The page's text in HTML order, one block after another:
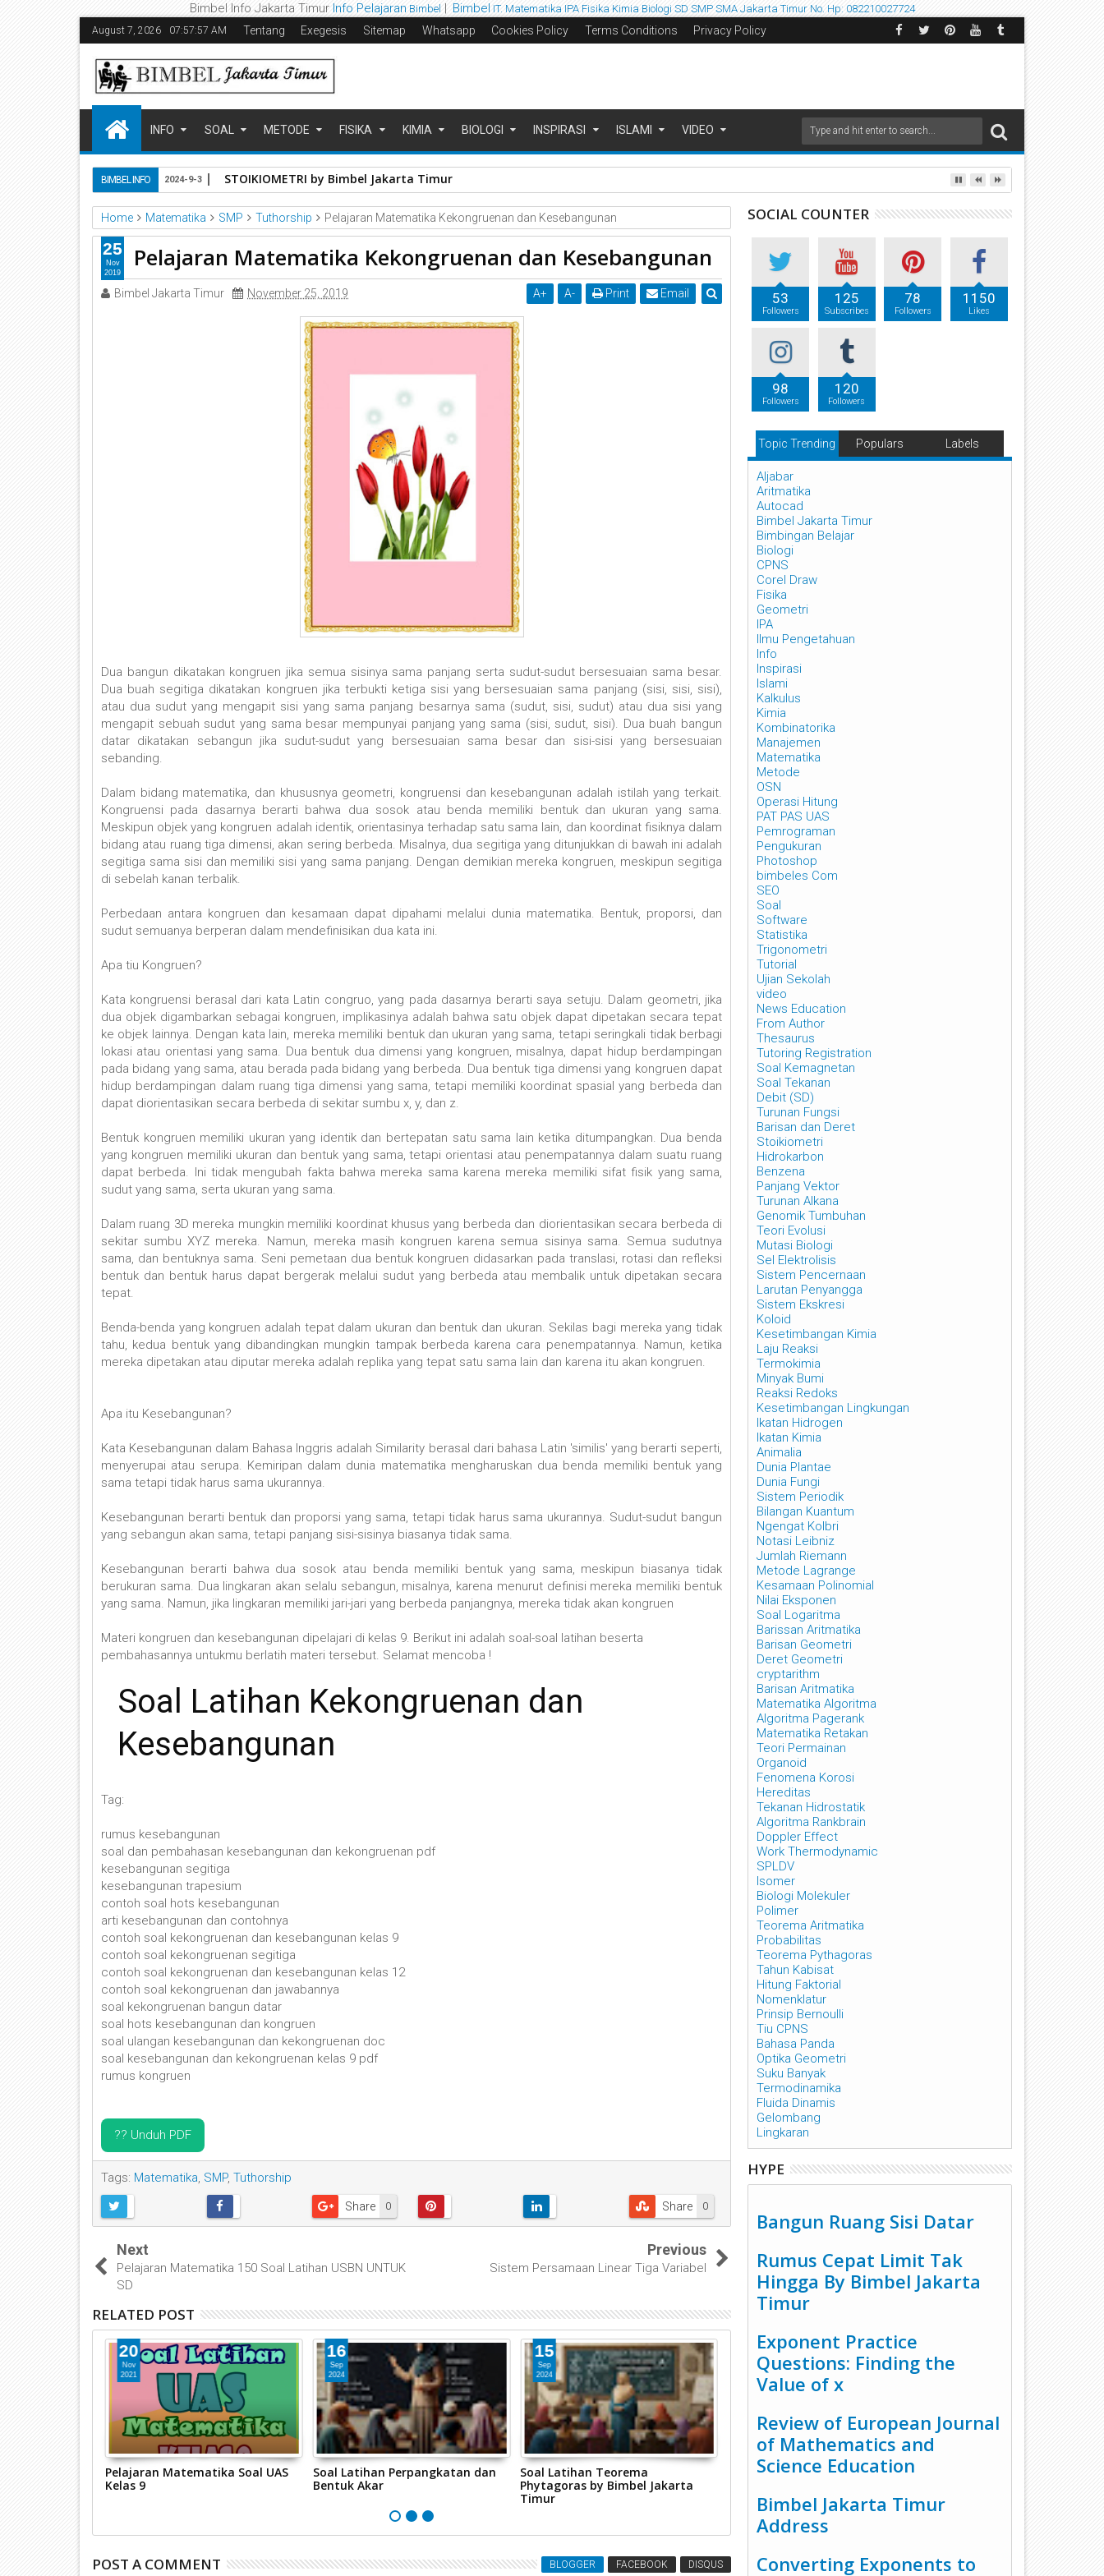
Bimbel Info Jakarta Timur Info Pelajaran Bimbel | Bimbel IT. Matematika IPA Fisika Kimia Biologi SD SMP SMA Jakarta TimurNo. Hp: 082210027724
August 7, 2026 07:57:58 AM Tentang Exegesis Sitemap Whatsapp Cookies Policy Terms Conditions Privacy Policy
INFO SOAL METODE FISIKA KIMIA BIOLOGI INSPIRASI ISLAMI VIDEO
BIMBEL INFO STOIKIOMETRI by Bimbel Jakarta Timur
2024-9-3
Home Matematika SMP Tuthorship Pelajaran Matematika Kekongruenan dan Kesebangunan
Pelajaran Matematika Kekongruenan dan Kesebangunan
Bimbel Jakarta Timur November 25, 2019 A+ A- Print Email
Dua bangun dikatakan kongruen jika semua sisinya sama panjang serta sudut-sudut bersesuaian sama besar.
Dua buah segitiga dikatakan kongruen jika terbukti ketiga sisi yang bersesuaian sama panjang (sisi, sisi, sisi),
atau dua sudut yang mengapit sisi yang sama panjang besarnya sama (sudut, sisi, sudut) atau dua sisi yang
mengapit sebuah sudut yang sama besar mempunyai panjang yang sama (sisi, sudut, sisi). Dua buah bangun
datar dikatakan sebangun jika sudut-sudut yang bersesuaian sama besar dan sisi-sisi yang bersesuaian
sebanding.
Dalam bidang matematika, dan khususnya geometri, kongruensi dan kesebangunan adalah istilah yang terkait.
Kongruensi pada dasarnya berarti bahwa dua sosok atau benda memiliki bentuk dan ukuran yang sama.
Meskipun objek yang kongruen adalah identik, orientasinya terhadap satu sama lain, dan koordinat fisiknya dalam
bidang atau ruang tiga dimensi, akan sering berbeda. Misalnya, dua segitiga yang ditunjukkan di bawah ini adalah
segitiga sama sisi dan memiliki sisi yang sama panjang. Dengan demikian mereka kongruen, meskipun segitiga
di sebelah kanan terbalik.
Perbedaan antara kongruen dan kesamaan dapat dipahami melalui dunia matematika. Bentuk, proporsi, dan
sudut semuanya berperan dalam mendefinisikan dua kata ini.
Apa tiu Kongruen?
Kata kongruensi berasal dari kata Latin congruo, yang pada dasarnya berarti saya setuju. Dalam geometri, jika
dua objek digambarkan sebagai kongruen, implikasinya adalah bahwa satu objek dapat dipetakan secara tepat
ke objek lainnya. Dengan kata lain, mereka memiliki bentuk dan ukuran yang sama, tetapi seringkali tidak berbagi
lokasi atau orientasi yang sama. Dua bentuk dua dimensi yang kongruen, misalnya, dapat hidup berdampingan
pada bidang yang sama, atau berada pada bidang yang berbeda. Dua bentuk tiga dimensi yang kongruen dapat
hidup berdampingan dalam ruang tiga dimensi yang sama, tetapi memiliki koordinat spasial yang berbeda dan
dapat diorientasikan secara berbeda di sekitar sumbu x, y, dan z.
Bentuk kongruen memiliki ukuran yang identik dan bertepatan satu sama lain ketika ditumpangkan. Dua benda
yang kongruen memiliki ukuran dan bentuk yang sama, tetapi orientasi atau penempatannya dalam suatu ruang
dapat berbeda. Ini tidak mengubah fakta bahwa mereka sama karena mereka memiliki sifat fisik yang sama,
sudut yang sama, serta ukuran yang sama.
Dalam ruang 3D mereka mungkin memiliki koordinat khusus yang berbeda dan diorientasikan secara berbeda di
sekitar sumbu XYZ mereka. Namun, mereka masih kongruen karena semua sisinya sama. Semua sudutnya
sama, dan bentuknya sama. Seni pemetaan dua bentuk kongruen didasarkan pada translasi, rotasi dan refleksi
bentuk dan bentuk harus dapat bergerak melalui sudut yang berbeda atau membalik untuk dipetakan secara
tepat.
Benda-benda yang kongruen adalah tepat dalam ukuran dan bentuk dan ukuran. Sekilas bagi mereka yang tidak
tahu, kedua bentuk yang dibandingkan mungkin tampak berbeda karena cara penempatannya. Namun, ketika
mereka dipetakan atau diputar mereka adalah replika yang tepat satu sama lain dan karena itu akan kongruen.
Apa itu Kesebangunan?
Kata Kesebangunan dalam Bahasa Inggris adalah Similarity berasal dari bahasa Latin 'similis' yang berarti seperti,
menyerupai atau serupa. Kemiripan dalam dunia matematika mengharuskan dua benda memiliki bentuk yang
sama tetapi tidak harus sama ukurannya.
Kesebangunan berarti bentuk dan proporsi yang sama, tetapi tidak harus sama ukurannya. Sudut-sudut bangun
yang sebangun akan sama, tetapi panjang sisi-sisinya biasanya tidak sama.
Kesebangunan berarti bahwa dua sosok atau benda memiliki bentuk yang sama, meskipun biasanya tidak
berukuran sama. Dua lingkaran akan selalu sebangun, misalnya, karena menurut definisi mereka memiliki bentuk
yang sama. Namun, jika lingkaran memiliki jari-jari yang berbeda panjangnya, mereka tidak akan kongruen
Materi kongruen dan kesebangunan dipelajari di kelas 9. Berikut ini adalah soal-soal latihan beserta
pembahasannya untukmu berlatih materi tersebut. Selamat mencoba !
Soal Latihan Kekongruenan dan
Kesebangunan
Tag:
rumus kesebangunan
soal dan pembahasan kesebangunan dan kekongruenan pdf
kesebangunan segitiga
kesebangunan trapesium
contoh soal hots kesebangunan
arti kesebangunan dan contohnya
contoh soal kekongruenan dan kesebangunan kelas 9
contoh soal kekongruenan segitiga
contoh soal kekongruenan dan kesebangunan kelas 12
contoh soal kekongruenan dan jawabannya
soal kekongruenan bangun datar
soal hots kesebangunan dan kongruen
soal ulangan kesebangunan dan kekongruenan doc
soal kesebangunan dan kekongruenan kelas 9 pdf
rumus kongruen
?? Unduh PDF
Tags: Matematika, SMP, Tuthorship
0
Share 0
Share
25
Nov
2019
Next
Pelajaran Matematika 150 Soal Latihan USBN UNTUK
SD
Previous
Sistem Persamaan Linear Tiga Variabel
RELATED POST
20
Nov
2021
Pelajaran Matematika Soal UAS
Kelas 9
16
Sep
2024
Soal Latihan Perpangkatan dan
Bentuk Akar
15
Sep
2024
Soal Latihan Teorema
Phytagoras by Bimbel Jakarta
Timur
15
Sep
Ada Berapa Persegi ? by Bimbel
Sep
POST A COMMENT BLOGGER FACEBOOK DISQUS
SOCIAL COUNTER
53
Followers
125
Subscribes
78
Followers
1150
Likes
98
Followers
120
Followers
Topic Trending Populars Labels
Aljabar
Aritmatika
Autocad
Bimbel Jakarta Timur
Bimbingan Belajar
Biologi
CPNS
Corel Draw
Fisika
Geometri
IPA
Ilmu Pengetahuan
Info
Inspirasi
Islami
Kalkulus
Kimia
Kombinatorika
Manajemen
Matematika
Metode
OSN
Operasi Hitung
PAT PAS UAS
Pemrograman
Pengukuran
Photoshop
bimbeles Com
SEO
Soal
Software
Statistika
Trigonometri
Tutorial
Ujian Sekolah
video
News Education
From Author
Thesaurus
Tutoring Registration
Soal Kemagnetan
Soal Tekanan
Debit (SD)
Turunan Fungsi
Barisan dan Deret
Stoikiometri
Hidrokarbon
Benzena
Panjang Vektor
Turunan Alkana
Genomik Tumbuhan
Teori Evolusi
Mutasi Biologi
Sel Elektrolisis
Sistem Pencernaan
Larutan Penyangga
Sistem Ekskresi
Koloid
Kesetimbangan Kimia
Laju Reaksi
Termokimia
Minyak Bumi
Reaksi Redoks
Kesetimbangan Lingkungan
Ikatan Hidrogen
Ikatan Kimia
Animalia
Dunia Plantae
Dunia Fungi
Sistem Periodik
Bilangan Kuantum
Ngengat Kolbri
Notasi Leibniz
Jumlah Riemann
Metode Lagrange
Kesamaan Polinomial
Nilai Eksponen
Soal Logaritma
Barissan Aritmatika
Barisan Geometri
Deret Geometri
cryptarithm
Barisan Aritmatika
Matematika Algoritma
Algoritma Pagerank
Matematika Retakan
Teori Permainan
Organoid
Fenomena Korosi
Hereditas
Tekanan Hidrostatik
Algoritma Rankbrain
Doppler Effect
Work Thermodynamic
SPLDV
Isomer
Biologi Molekuler
Polimer
Teorema Aritmatika
Probabilitas
Teorema Pythagoras
Tahun Kabisat
Hitung Faktorial
Nomenklatur
Prinsip Bernoulli
Tiu CPNS
Bahasa Panda
Optika Geometri
Suku Banyak
Termodinamika
Fluida Dinamis
Gelombang
Lingkaran
HYPE
Bangun Ruang Sisi Datar
Rumus Cepat Limit Tak
Hingga By Bimbel Jakarta
Timur
Exponent Practice
Questions: Finding the
Value of x
Review of European Journal
of Mathematics and
Science Education
Bimbel Jakarta Timur
Address
Converting Exponents to